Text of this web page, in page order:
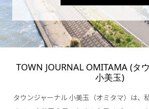
TOWN JOURNAL OMITAMA (タ
小美玉)
タウンジャーナル 小美玉（オミタマ）は、